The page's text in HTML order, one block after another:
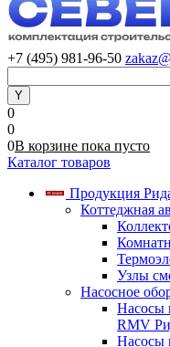
+7 (495) 981-96-50
0
0
0В корзине пока пусто
Каталог товаров
Продукция
Коттеджная
Узлы
Насосное
Насосы
RMV
Насосы